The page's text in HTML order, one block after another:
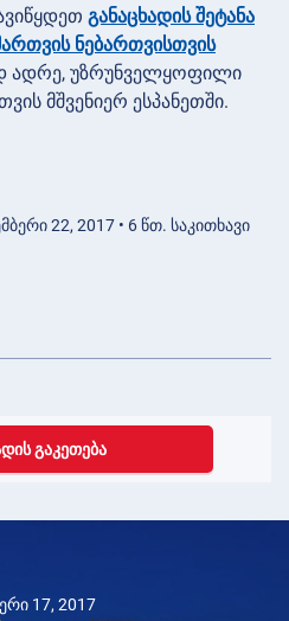
განაცხადის შეტანა
ნებართვისთვის
ადრე, უზრუნველყოფილი
მშვენიერ ესპანეთში.
22, 2017 • 6 წთ. საკითხავი
ᲒᲐᲙᲔᲗᲔᲑᲐ
17, 2017